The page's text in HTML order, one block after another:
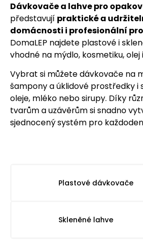
Dávkovače a lahve pro
představují praktické a
domácnosti i profesionální
DomaLEP najdete plastové i
vhodné na mýdlo, kosmetiku, olej
Vybrat si můžete dávkovače na
šampony a úklidové prostředky i
oleje, mléko nebo sirupy. Díky
tvarům a uzávěrům si snadno
sjednocený systém pro
Plastové dávkovače
Skleněné lahve